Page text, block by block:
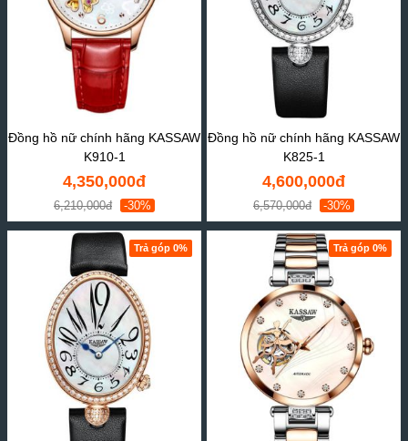
Đồng hồ nữ chính hãng KASSAW
K910-1
4,350,000đ
6,210,000đ -30%
Đồng hồ nữ chính hãng KASSAW
K825-1
4,600,000đ
6,570,000đ -30%
Trả góp 0% Trả góp 0%